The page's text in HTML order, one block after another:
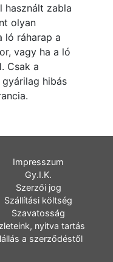
használt zabla
olyan
ló ráharap a
vagy ha a ló
Csak a
hibás
Impresszum
Gy.I.K.
Szerzői jog
Szállítási költség
Szavatosság
nyitva tartás
a szerződéstől